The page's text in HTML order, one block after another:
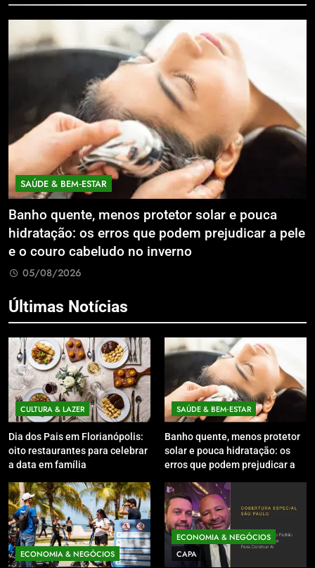
SAÚDE & BEM‑ESTAR
Banho quente, menos protetor solar e pouca
hidratação: os erros que podem prejudicar a pele
e o couro cabeludo no inverno
05/08/2026
Últimas Notícias
CULTURA & LAZER
Dia dos Pais em Florianópolis:
oito restaurantes para celebrar
a data em família
SAÚDE & BEM‑ESTAR
Banho quente, menos protetor
solar e pouca hidratação: os
erros que podem prejudicar a
inverno
ECONOMIA & NEGÓCIOS
ECONOMIA & NEGÓCIOS
CAPA